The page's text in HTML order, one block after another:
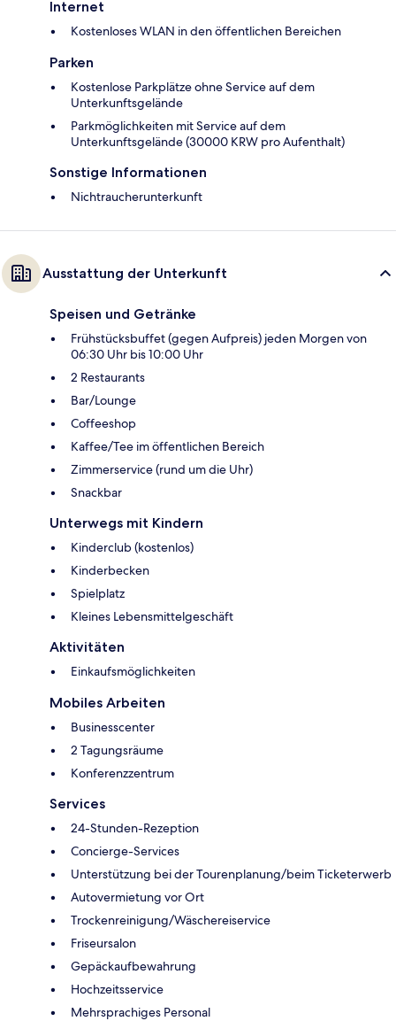
Internet
Kostenloses WLAN in den öffentlichen Bereichen
Parken
Kostenlose Parkplätze ohne Service auf dem
Unterkunftsgelände
Parkmöglichkeiten mit Service auf dem
Unterkunftsgelände (30000 KRW pro Aufenthalt)
Sonstige Informationen
Nichtraucherunterkunft
Ausstattung der Unterkunft
Speisen und Getränke
Frühstücksbuffet (gegen Aufpreis) jeden Morgen von
06:30 Uhr bis 10:00 Uhr
2 Restaurants
Bar/Lounge
Coffeeshop
Kaffee/Tee im öffentlichen Bereich
Zimmerservice (rund um die Uhr)
Snackbar
Unterwegs mit Kindern
Kinderclub (kostenlos)
Kinderbecken
Spielplatz
Kleines Lebensmittelgeschäft
Aktivitäten
Einkaufsmöglichkeiten
Mobiles Arbeiten
Businesscenter
2 Tagungsräume
Konferenzzentrum
Services
24-Stunden-Rezeption
Concierge-Services
Unterstützung bei der Tourenplanung/beim Ticketerwerb
Autovermietung vor Ort
Trockenreinigung/Wäschereiservice
Friseursalon
Gepäckaufbewahrung
Hochzeitsservice
Mehrsprachiges Personal